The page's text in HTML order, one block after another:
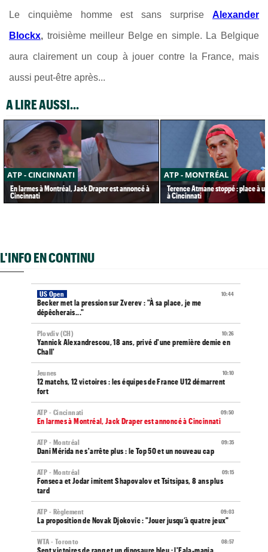
Le cinquième homme est sans surprise Alexander
Blockx, troisième meilleur Belge en simple. La Belgique
aura clairement un coup à jouer contre la France, mais
aussi peut-être après...
A LIRE AUSSI...
ATP - CINCINNATI
En larmes à Montréal, Jack Draper est annoncé à
Cincinnati
ATP - MONTRÉAL
Terence Atmane stoppé : place à
à Cincinnati
L'INFO EN CONTINU
10:44
US Open
Becker met la pression sur Zverev : "À sa place, je me
dépêcherais..."
10:26
Plovdiv (CH)
Yannick Alexandrescou, 18 ans, privé d'une première demie en
Chall'
10:10
Jeunes
12 matchs, 12 victoires : les équipes de France U12 démarrent
fort
09:50
ATP - Cincinnati
En larmes à Montréal, Jack Draper est annoncé à Cincinnati
09:35
ATP - Montréal
Dani Mérida ne s'arrête plus : le Top 50 et un nouveau cap
09:15
ATP - Montréal
Fonseca et Jodar imitent Shapovalov et Tsitsipas, 8 ans plus
tard
09:03
ATP - Règlement
La proposition de Novak Djokovic : "Jouer jusqu’à quatre jeux"
08:57
WTA - Toronto
Sept victoires de rang et un dinosaure bleu : l'Eala-mania